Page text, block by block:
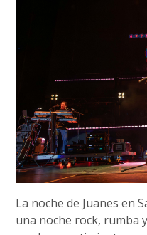
La noche de Juanes en
una noche rock, rumba